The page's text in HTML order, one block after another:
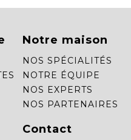
Notre maison
NOS SPÉCIALITÉS
NOTRE ÉQUIPE
NOS EXPERTS
NOS PARTENAIRES
Contact